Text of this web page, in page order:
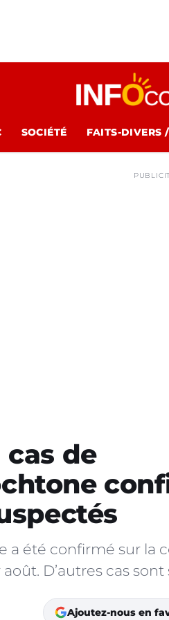
SOCIÉTÉ FAITS-DIVERS
cas de
a été confirmé sur la
D’autres cas
Ajoutez-nous en